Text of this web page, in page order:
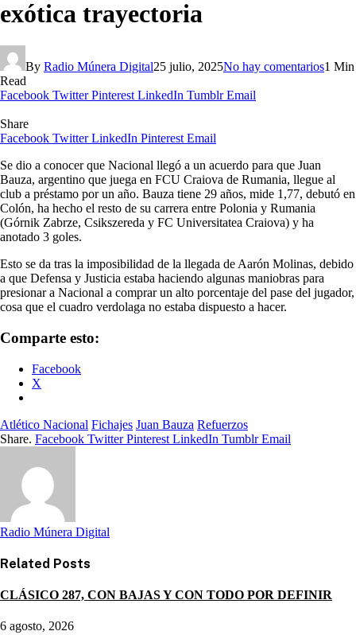
exótica trayectoria
By Radio Múnera Digital25 julio, 2025No hay comentarios1 Min
Read
Facebook Twitter Pinterest LinkedIn Tumblr Email
Share
Facebook Twitter LinkedIn Pinterest Email
Se dio a conocer que Nacional llegó a un acuerdo para que Juan
Bauza, argentino que juega en FCU Craiova de Rumania, llegue al
club a préstamo por un año. Bauza tiene 29 años, mide 1,77, debutó en
Colón, ha hecho el resto de su carrera entre Polonia y Rumania
(Górnik Zabrze, Csikszereda y FC Universitatea Craiova) y ha
anotado 3 goles.
Esto se da tras la imposibilidad de la llegada de Aarón Molinas, debido
a que Defensa y Justicia estaba haciendo algunas maniobras para
presionar a Nacional a comprar un alto porcentaje del pase del jugador,
cosa que el cuadro verdolaga no estaba dispuesto a hacer.
Comparte esto:
Facebook
X
Atlético Nacional Fichajes Juan Bauza Refuerzos
Share. Facebook Twitter Pinterest LinkedIn Tumblr Email
Radio Múnera Digital
Related Posts
CLÁSICO 287, CON BAJAS Y CON TODO POR DEFINIR
6 agosto, 2026